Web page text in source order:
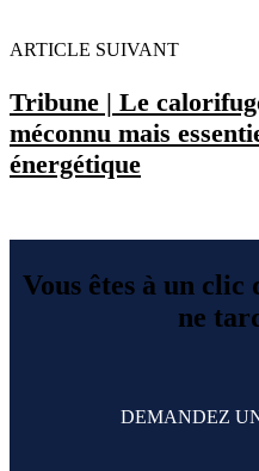
ARTICLE SUIVANT
Tribune | Le
méconnu mais
énergétique
Vous êtes à un
ne
DEMANDEZ